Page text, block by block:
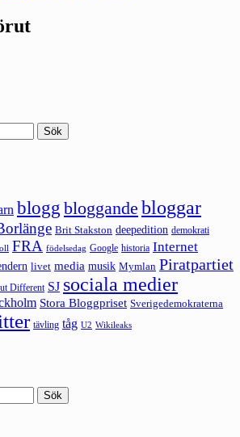
blogg bloggande bloggar
Brit Stakston deepedition demokrati
FRA födelsedag Google historia Internet
livet media musik Mymlan Piratpartiet
Different SJ sociala medier
Stora Bloggpriset Sverigedemokraterna
tävling tåg U2 Wikileaks